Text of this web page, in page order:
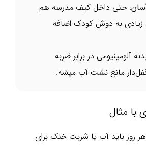
حتی داخل کیف مدرسه هم
به دوش کودک اضافه
آلومینیومی در برابر ضربه
مانع نشت آب میشه.
با مثال
روز باید آب یا شربت خنک برای